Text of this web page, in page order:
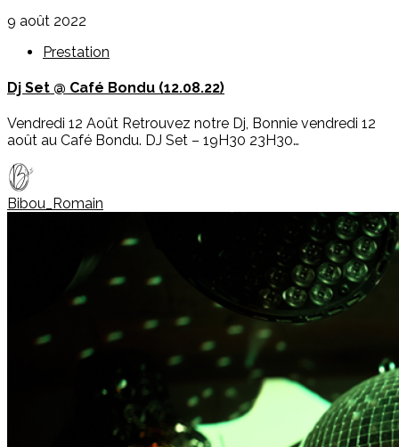
9 août 2022
Prestation
Dj Set @ Café Bondu (12.08.22)
Vendredi 12 Août Retrouvez notre Dj, Bonnie vendredi 12
août au Café Bondu. DJ Set – 19H30 23H30…
Bibou_Romain